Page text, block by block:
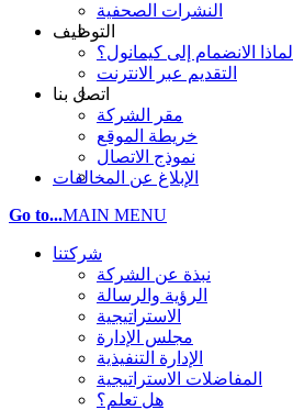
النشرات الصحفية
التوظيف
لماذا الانضمام إلى كيمانول؟
التقديم عبر الانترنت
اتصل بنا
مقر الشركة
خريطة الموقع
نموذج الاتصال
الإبلاغ عن المخالفات
Go to...MAIN MENU
شركتنا
نبذة عن الشركة
الرؤية والرسالة
الاستراتيجية
مجلس الإدارة
الإدارة التنفيذية
المفاضلات الاستراتيجية
هل تعلم؟